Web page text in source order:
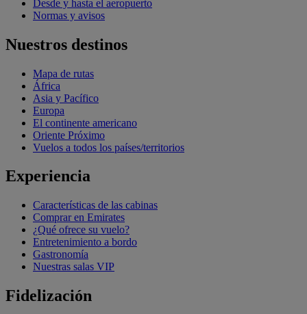
Desde y hasta el aeropuerto
Normas y avisos
Nuestros destinos
Mapa de rutas
África
Asia y Pacífico
Europa
El continente americano
Oriente Próximo
Vuelos a todos los países/territorios
Experiencia
Características de las cabinas
Comprar en Emirates
¿Qué ofrece su vuelo?
Entretenimiento a bordo
Gastronomía
Nuestras salas VIP
Fidelización